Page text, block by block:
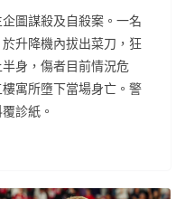
圖謀殺及自殺案。一名
升降機內拔出菜刀，狂
身，傷者目前情況危
寓所墮下當場身亡。警
診紙。